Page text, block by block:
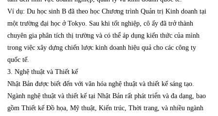
Ví dụ: Du học sinh B đã theo học Chương trình Quản trị Kinh doanh tại
một trường đại học ở Tokyo. Sau khi tốt nghiệp, cô ấy đã trở thành
chuyên gia phân tích thị trường và có thể áp dụng kiến thức của mình
trong việc xây dựng chiến lược kinh doanh hiệu quả cho các công ty
quốc tế.
3. Nghệ thuật và Thiết kế
Nhật Bản được biết đến với văn hóa nghệ thuật và thiết kế sáng tạo.
Ngành nghệ thuật và thiết kế tại Nhật Bản rất phát triển và đa dạng, bao
gồm Thiết kế Đồ họa, Mỹ thuật, Kiến trúc, Thời trang, và nhiều ngành